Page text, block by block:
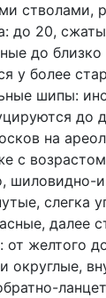
стволами,
до 20,
до
у более
шипы:
до
на
с
шиловидно-
слегка
далее
желтого
округлые,